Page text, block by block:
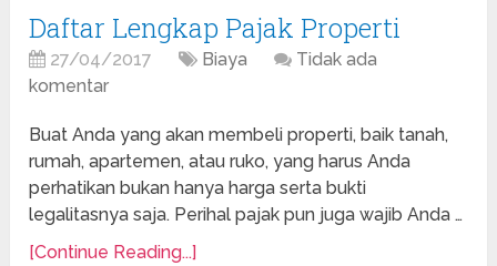
Daftar Lengkap Pajak Properti
27/04/2017 Biaya
Tidak ada
komentar
Buat Anda yang akan membeli properti, baik tanah,
rumah, apartemen, atau ruko, yang harus Anda
perhatikan bukan hanya harga serta bukti
legalitasnya saja. Perihal pajak pun juga wajib Anda …
[Continue Reading...]